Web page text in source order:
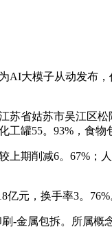
大模子从动发布，
姑苏市吴江区松
罐55。93%，食物
削减6。67%；人
元，换手率3。76%
属包拆。所属概